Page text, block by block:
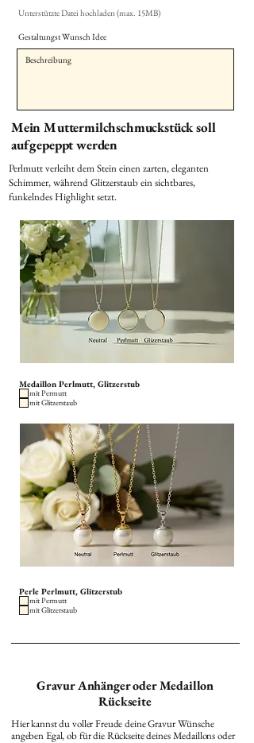
Unterstützte Datei hochladen (max. 15MB)
Gestaltungst Wunsch Idee
Mein Muttermilchschmuckstück soll
aufgepeppt werden
Perlmutt verleiht dem Stein einen zarten, eleganten
Schimmer, während Glitzerstaub ein sichtbares,
funkelndes Highlight setzt.
Medaillon Perlmutt, Glitzerstub
mit Permutt
mit Glitzerstaub
Perle Perlmutt, Glitzerstub
mit Permutt
mit Glitzerstaub
Gravur Anhänger oder Medaillon
Rückseite
Hier kannst du voller Freude deine Gravur Wünsche
angeben Egal, ob für die Rückseite deines Medaillons oder